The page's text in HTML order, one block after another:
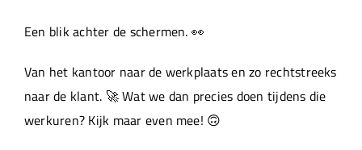
Een blik achter de schermen. 👀
Van het kantoor naar de werkplaats en zo rechtstreeks
naar de klant. 🚀 Wat we dan precies doen tijdens die
werkuren? Kijk maar even mee! 🙃